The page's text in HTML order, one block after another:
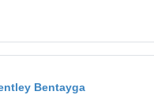
Bentayga